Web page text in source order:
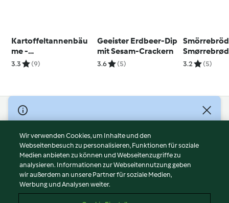
Kartoffeltannenbäu
me -
Herzoginkartoffeln
3.3 (9)
Geeister Erdbeer-Dip
mit Sesam-Crackern
3.6 (5)
Smørrebrød
3.2 (5)
© Copyright 2026
Nutzungsbedingungen
Datenschutzrichtlinien
Disclaimer
Impressum
Cookies
Wir verwenden Cookies, um Inhalte und den
Webseitenbesuch zu personalisieren, Funktionen für soziale
Medien anbieten zu können und Webseitenzugriffe zu
analysieren. Informationen zur Webseitennutzung geben
wir außerdem an unsere Partner für soziale Medien,
Werbung und Analysen weiter.